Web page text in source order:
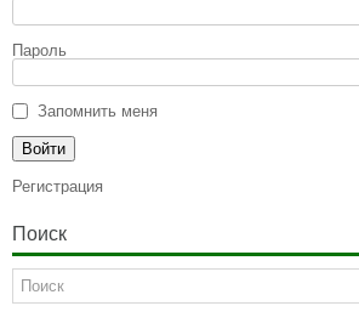
Пароль
Запомнить меня
Регистрация
Поиск